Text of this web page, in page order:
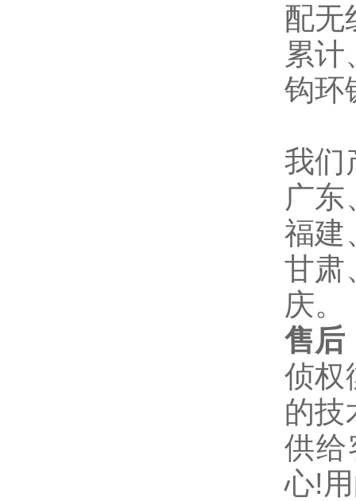
配无
累
钩环
我们
广
福建
甘肃
庆。
售后
侦权
的技
供给
心!